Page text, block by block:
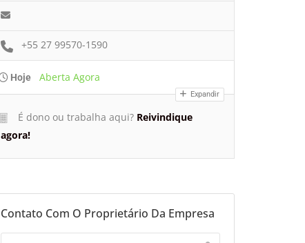
+55 27 99570-1590
Hoje Aberta Agora
Expandir
É dono ou trabalha aqui? Reivindique
agora!
Contato Com O Proprietário Da Empresa